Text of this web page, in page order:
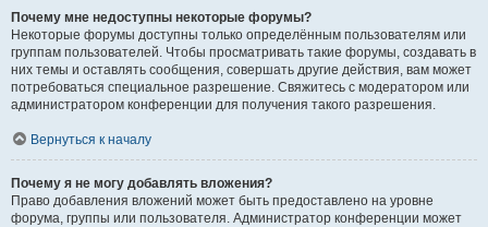
Почему мне недоступны некоторые форумы?
Некоторые форумы доступны только определённым пользователям или
группам пользователей. Чтобы просматривать такие форумы, создавать в
них темы и оставлять сообщения, совершать другие действия, вам может
потребоваться специальное разрешение. Свяжитесь с модератором или
администратором конференции для получения такого разрешения.
Вернуться к началу
Почему я не могу добавлять вложения?
Право добавления вложений может быть предоставлено на уровне
форума, группы или пользователя. Администратор конференции может